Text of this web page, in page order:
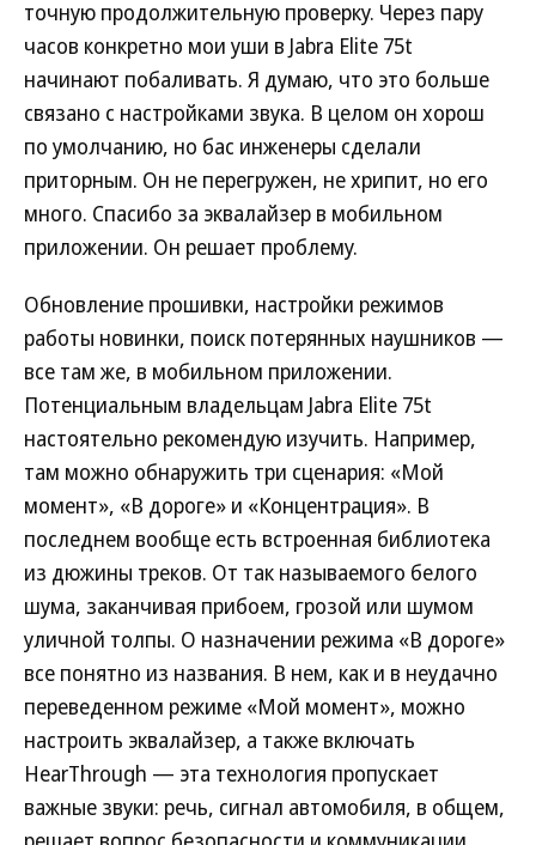
точную продолжительную проверку. Через пару
часов конкретно мои уши в Jabra Elite 75t
начинают побаливать. Я думаю, что это больше
связано с настройками звука. В целом он хорош
по умолчанию, но бас инженеры сделали
приторным. Он не перегружен, не хрипит, но его
много. Спасибо за эквалайзер в мобильном
приложении. Он решает проблему.
Обновление прошивки, настройки режимов
работы новинки, поиск потерянных наушников —
все там же, в мобильном приложении.
Потенциальным владельцам Jabra Elite 75t
настоятельно рекомендую изучить. Например,
там можно обнаружить три сценария: «Мой
момент», «В дороге» и «Концентрация». В
последнем вообще есть встроенная библиотека
из дюжины треков. От так называемого белого
шума, заканчивая прибоем, грозой или шумом
уличной толпы. О назначении режима «В дороге»
все понятно из названия. В нем, как и в неудачно
переведенном режиме «Мой момент», можно
настроить эквалайзер, а также включать
HearThrough — эта технология пропускает
важные звуки: речь, сигнал автомобиля, в общем,